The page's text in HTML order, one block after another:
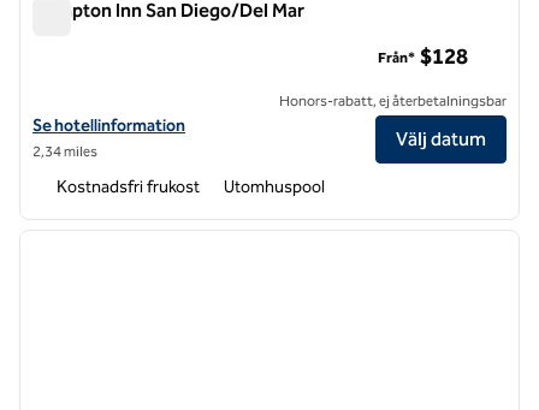
Hampton Inn San Diego/Del Mar
Visa hotelluppgifter för Hampton Inn San Diego/Del Mar
Se hotellinformation
2,34 miles
Från* $128
Honors-rabatt, ej återbetalningsbar
Välj datum
Kostnadsfri frukost Utomhuspool
1 av 12
nästa